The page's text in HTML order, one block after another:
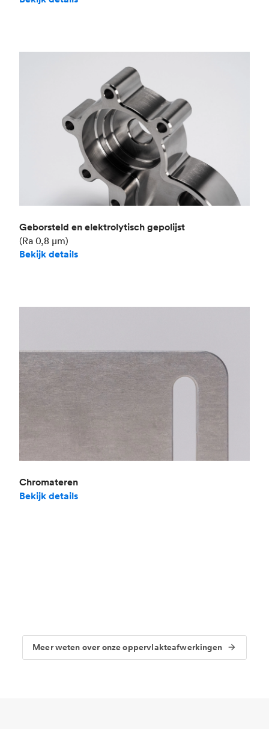
Geborsteld en elektrolytisch gepolijst
(Ra 0,8 μm)
Bekijk details
Chromateren
Bekijk details
Meer weten over onze oppervlakteafwerkingen